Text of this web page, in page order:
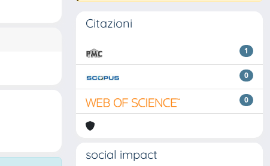
Citazioni
1
0
0
social impact